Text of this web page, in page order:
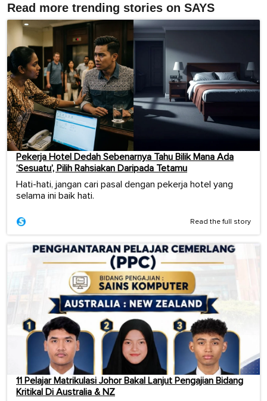
Read more trending stories on SAYS
Pekerja Hotel Dedah Sebenarnya Tahu Bilik Mana Ada
‘Sesuatu’, Pilih Rahsiakan Daripada Tetamu
Hati-hati, jangan cari pasal dengan pekerja hotel yang
selama ini baik hati.
Read the full story
11 Pelajar Matrikulasi Johor Bakal Lanjut Pengajian Bidang
Kritikal Di Australia & NZ